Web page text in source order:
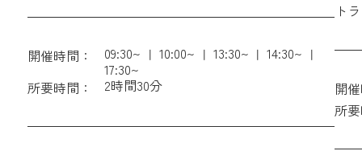
別フェア♪
開催時間：
09:30~ 10:00~ 13:30~
14:30~
17:30~
所要時間：
2時間30分
を
ト
開
所